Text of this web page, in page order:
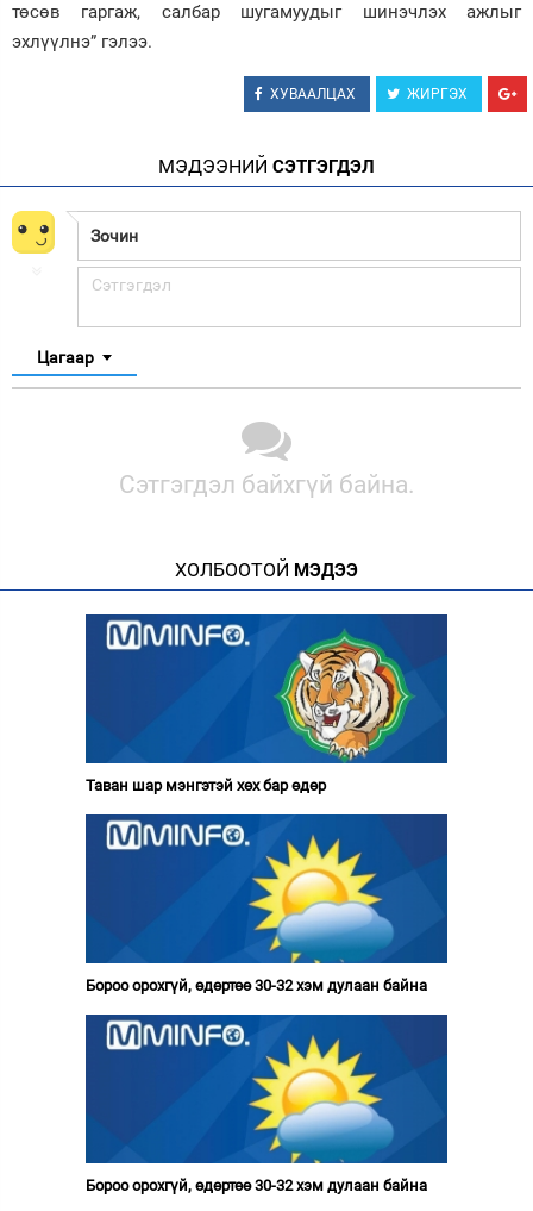
төсөв гаргаж, салбар шугамуудыг шинэчлэх ажлыг
эхлүүлнэ” гэлээ.
ХУВААЛЦАХ ЖИРГЭХ
МЭДЭЭНИЙ СЭТГЭГДЭЛ
Цагаар
Сэтгэгдэл байхгүй байна.
ХОЛБООТОЙ МЭДЭЭ
Таван шар мэнгэтэй хөх бар өдөр
Бороо орохгүй, өдөртөө 30-32 хэм дулаан байна
Бороо орохгүй, өдөртөө 30-32 хэм дулаан байна